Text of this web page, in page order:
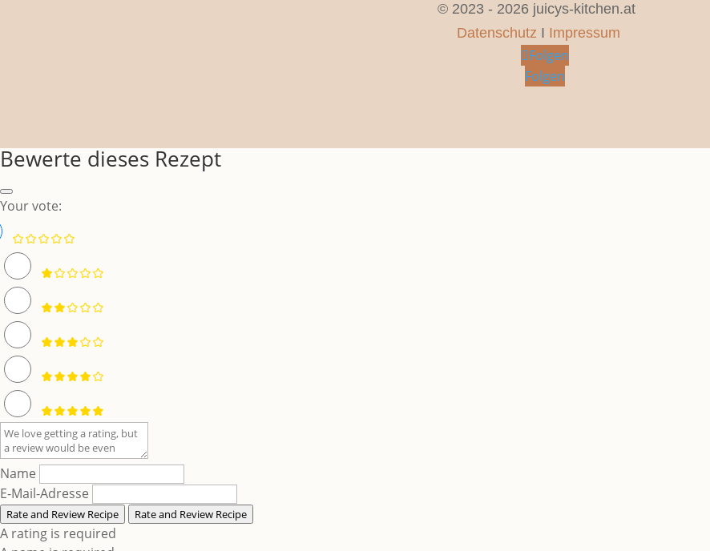
© 2023 - 2026 juicys-kitchen.at
Datenschutz I Impressum
Folgen
Folgen
Bewerte dieses Rezept
Your vote:
Name
E-Mail-Adresse
Rate and Review Recipe Rate and Review Recipe
A rating is required